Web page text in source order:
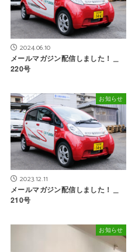
2024.06.10
メールマガジン配信しました！＿
220号
お知らせ
2023.12.11
メールマガジン配信しました！＿
210号
お知らせ